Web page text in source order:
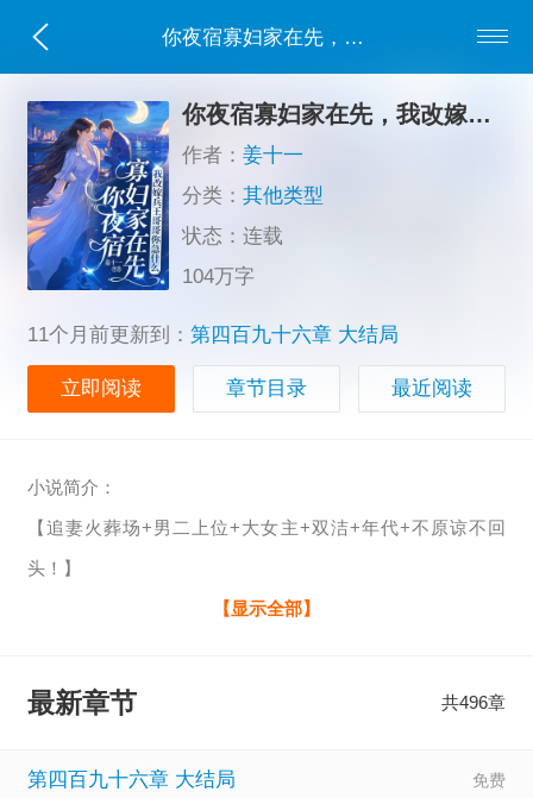
你夜宿寡妇家在先，我改嫁兵王哥哥你急什么
你夜宿寡妇家在先，我改嫁兵王哥哥你急什么
作者：姜十一
分类：其他类型
状态：连载
104万字
11个月前更新到： 第四百九十六章 大结局
立即阅读 章节目录 最近阅读
小说简介：
【追妻火葬场+男二上位+大女主+双洁+年代+不原谅不回
头！】
出发前夜，丈夫再一次宿在寡妇门前。
去搞事业。
去，林稚再一次从不善良不大度的恶毒女人，变成闪闪发光
【显示全部】
最新章节 共496章
第四百九十六章 大结局